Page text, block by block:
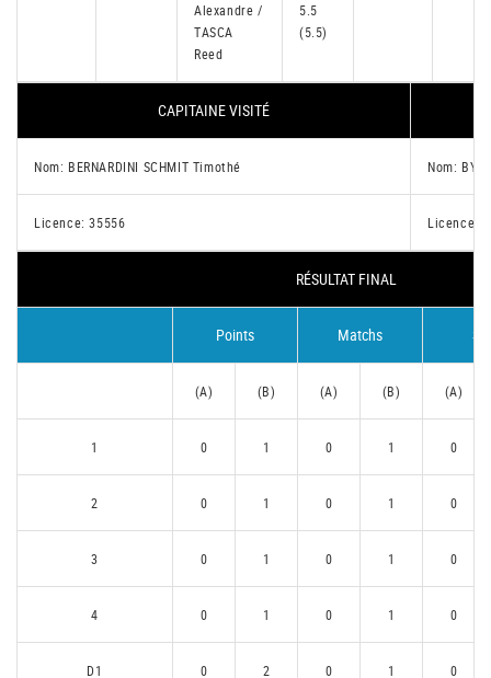
Alexandre /
TASCA
Reed
5.5
(5.5)
CAPITAINE VISITÉ
Nom: BERNARDINI SCHMIT Timothé Nom: BY
Licence: 35556 Licence:
RÉSULTAT FINAL
Points Matchs
(A) (B) (A) (B) (A)
1 0 1 0 1 0
2 0 1 0 1 0
3 0 1 0 1 0
4 0 1 0 1 0
D1 0 2 0 1 0